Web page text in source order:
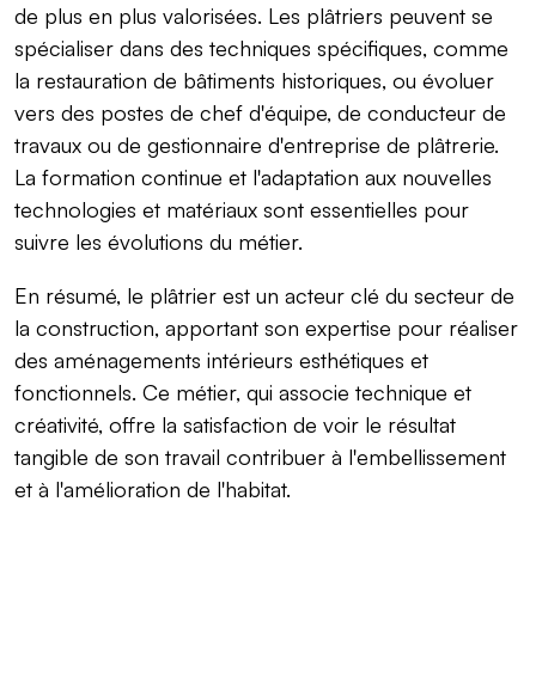
de plus en plus valorisées. Les plâtriers peuvent se
spécialiser dans des techniques spécifiques, comme
la restauration de bâtiments historiques, ou évoluer
vers des postes de chef d'équipe, de conducteur de
travaux ou de gestionnaire d'entreprise de plâtrerie.
La formation continue et l'adaptation aux nouvelles
technologies et matériaux sont essentielles pour
suivre les évolutions du métier.
En résumé, le plâtrier est un acteur clé du secteur de
la construction, apportant son expertise pour réaliser
des aménagements intérieurs esthétiques et
fonctionnels. Ce métier, qui associe technique et
créativité, offre la satisfaction de voir le résultat
tangible de son travail contribuer à l'embellissement
et à l'amélioration de l'habitat.